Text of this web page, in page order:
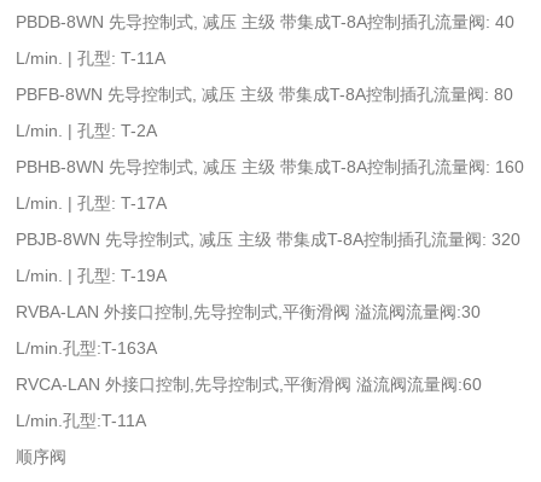
PBDB-8WN 先导控制式, 减压 主级 带集成T-8A控制插孔流量阀: 40
L/min. | 孔型: T-11A
PBFB-8WN 先导控制式, 减压 主级 带集成T-8A控制插孔流量阀: 80
L/min. | 孔型: T-2A
PBHB-8WN 先导控制式, 减压 主级 带集成T-8A控制插孔流量阀: 160
L/min. | 孔型: T-17A
PBJB-8WN 先导控制式, 减压 主级 带集成T-8A控制插孔流量阀: 320
L/min. | 孔型: T-19A
RVBA-LAN 外接口控制,先导控制式,平衡滑阀 溢流阀流量阀:30
L/min.孔型:T-163A
RVCA-LAN 外接口控制,先导控制式,平衡滑阀 溢流阀流量阀:60
L/min.孔型:T-11A
顺序阀